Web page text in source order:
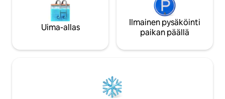
Uima-allas
Ilmainen pysäköinti
paikan päällä